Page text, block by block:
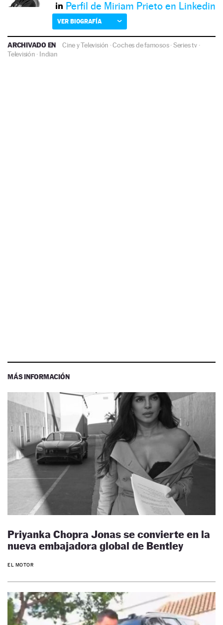
Perfil de Miriam Prieto en Linkedin
VER BIOGRAFÍA
ARCHIVADO EN Cine y Televisión ·Coches de famosos·Series tv·
Televisión · Indian
MÁS INFORMACIÓN
Priyanka Chopra Jonas se convierte en la
nueva embajadora global de Bentley
EL MOTOR